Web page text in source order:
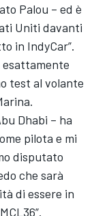
Palou – ed è
Uniti davanti
in IndyCar”.
esattamente
test al volante
Dhabi – ha
pilota e mi
disputato
che sarà
di essere in